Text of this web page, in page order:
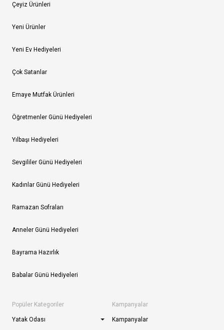
Çeyiz Ürünleri
Yeni Ürünler
Yeni Ev Hediyeleri
Çok Satanlar
Emaye Mutfak Ürünleri
Öğretmenler Günü Hediyeleri
Yılbaşı Hediyeleri
Sevgililer Günü Hediyeleri
Kadınlar Günü Hediyeleri
Ramazan Sofraları
Anneler Günü Hediyeleri
Bayrama Hazırlık
Babalar Günü Hediyeleri
Popüler Kategoriler
Yatak Odası
Kampanyalar
Kampanyalar